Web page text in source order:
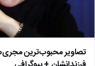
تصاویر محبوب‌ترین